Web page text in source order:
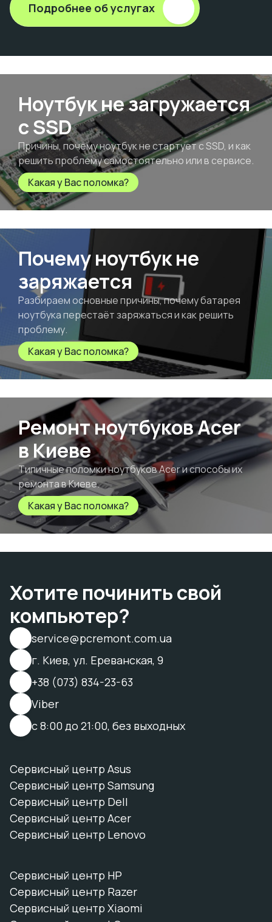
Подробнее об услугах
Ноутбук не загружается
с SSD
Причины, почему ноутбук не стартует с SSD, и как
решить проблему самостоятельно или в сервисе.
Какая у Вас поломка?
Почему ноутбук не
заряжается
Разбираем основные причины, почему батарея
ноутбука перестаёт заряжаться и как решить
проблему.
Какая у Вас поломка?
Ремонт ноутбуков Acer
в Киеве
Типичные поломки ноутбуков Acer и способы их
ремонта в Киеве.
Какая у Вас поломка?
Хотите починить свой
компьютер?
service@pcremont.com.ua
г. Киев, ул. Ереванская, 9
+38 (073) 834-23-63
Viber
с 8:00 до 21:00, без выходных
Сервисный центр Asus
Сервисный центр Samsung
Сервисный центр Dell
Сервисный центр Acer
Сервисный центр Lenovo
Сервисный центр HP
Сервисный центр Razer
Сервисный центр Xiaomi